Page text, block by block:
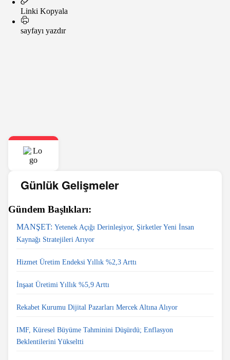
Linki Kopyala
sayfayı yazdır
Günlük Gelişmeler
Gündem Başlıkları:
MANŞET: Yetenek Açığı Derinleşiyor, Şirketler Yeni İnsan
Kaynağı Stratejileri Arıyor
Hizmet Üretim Endeksi Yıllık %2,3 Arttı
İnşaat Üretimi Yıllık %5,9 Arttı
Rekabet Kurumu Dijital Pazarları Mercek Altına Alıyor
IMF, Küresel Büyüme Tahminini Düşürdü; Enflasyon
Beklentilerini Yükseltti